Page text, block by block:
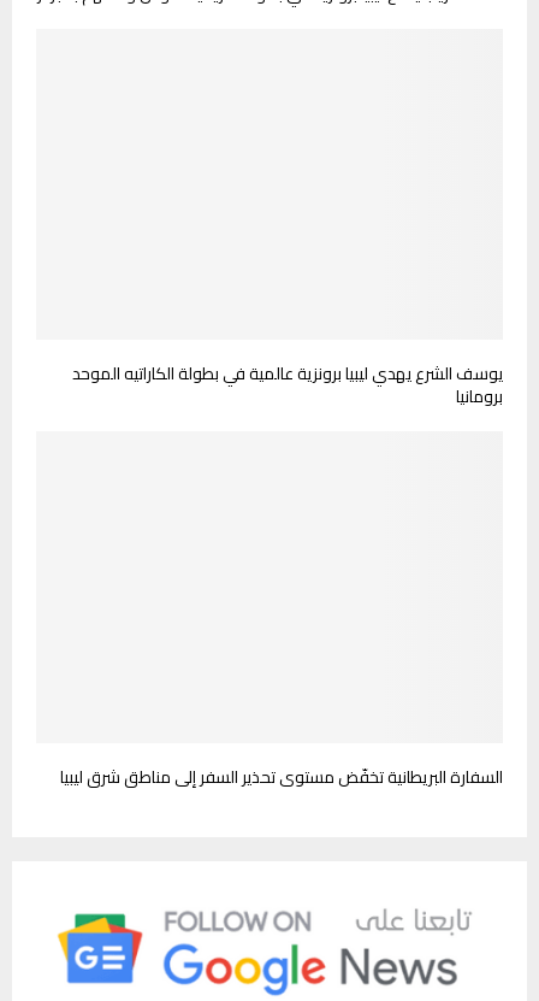
يوسف الشرع يهدي ليبيا برونزية عالمية في بطولة الكاراتيه الموحد
برومانيا
السفارة البريطانية تخفّض مستوى تحذير السفر إلى مناطق شرق ليبيا